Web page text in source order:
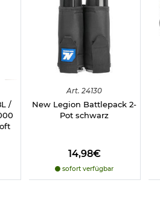
PSI
alle HPA-Tanks alle fünf Jahre
werden
/
Art. 24130
New Legion Battlepack 2-
Pot schwarz
14,98€
sofort verfügbar